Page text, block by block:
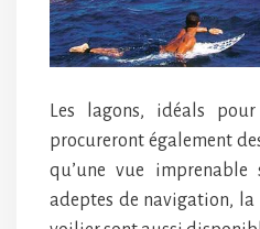
Les lagons, idéals pour
procureront également
qu’une vue
adeptes de navigation,